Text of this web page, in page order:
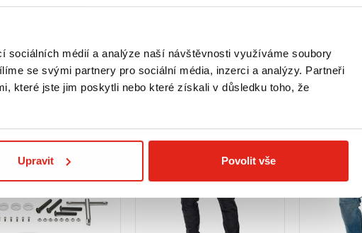
sociálních médií a analýze naší návštěvnosti využíváme soubory
se svými partnery pro sociální média, inzerci a analýzy. Partneři
které jste jim poskytli nebo které získali v důsledku toho, že
Upravit Povolit vše